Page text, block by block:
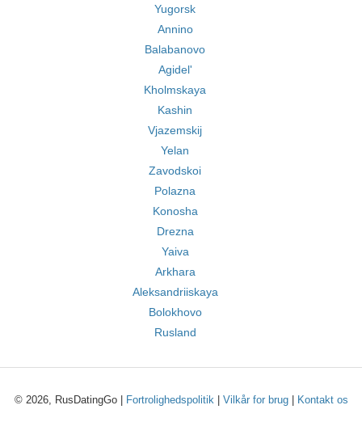
Yugorsk
Annino
Balabanovo
Agidel'
Kholmskaya
Kashin
Vjazemskij
Yelan
Zavodskoi
Polazna
Konosha
Drezna
Yaiva
Arkhara
Aleksandriiskaya
Bolokhovo
Rusland
© 2026, RusDatingGo | Fortrolighedspolitik| Vilkår for brug| Kontakt os